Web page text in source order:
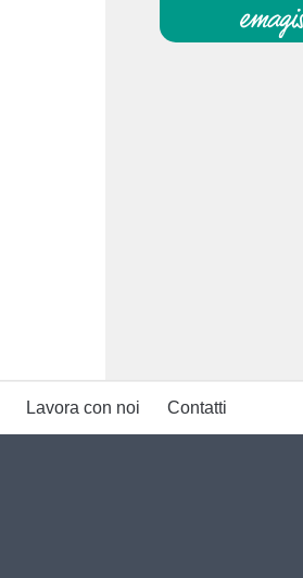
Lavora con noi Contatti